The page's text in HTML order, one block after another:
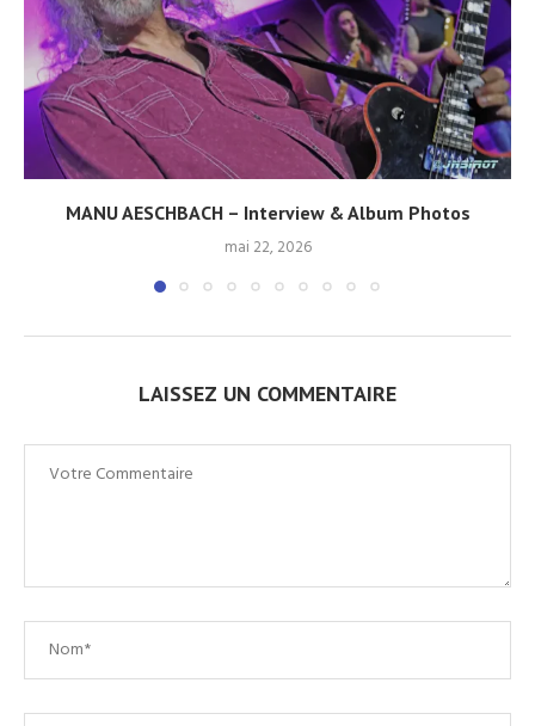
MANU AESCHBACH – Interview & Album Photos
mai 22, 2026
LAISSEZ UN COMMENTAIRE